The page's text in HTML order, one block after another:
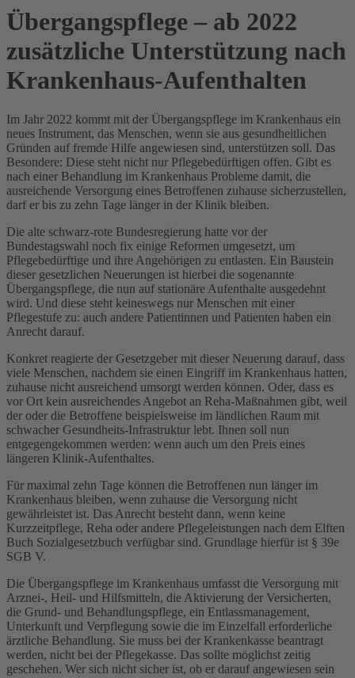
Übergangspflege – ab 2022
zusätzliche Unterstützung nach
Krankenhaus-Aufenthalten
Im Jahr 2022 kommt mit der Übergangspflege im Krankenhaus ein
neues Instrument, das Menschen, wenn sie aus gesundheitlichen
Gründen auf fremde Hilfe angewiesen sind, unterstützen soll. Das
Besondere: Diese steht nicht nur Pflegebedürftigen offen. Gibt es
nach einer Behandlung im Krankenhaus Probleme damit, die
ausreichende Versorgung eines Betroffenen zuhause sicherzustellen,
darf er bis zu zehn Tage länger in der Klinik bleiben.
Die alte schwarz-rote Bundesregierung hatte vor der
Bundestagswahl noch fix einige Reformen umgesetzt, um
Pflegebedürftige und ihre Angehörigen zu entlasten. Ein Baustein
dieser gesetzlichen Neuerungen ist hierbei die sogenannte
Übergangspflege, die nun auf stationäre Aufenthalte ausgedehnt
wird. Und diese steht keineswegs nur Menschen mit einer
Pflegestufe zu: auch andere Patientinnen und Patienten haben ein
Anrecht darauf.
Konkret reagierte der Gesetzgeber mit dieser Neuerung darauf, dass
viele Menschen, nachdem sie einen Eingriff im Krankenhaus hatten,
zuhause nicht ausreichend umsorgt werden können. Oder, dass es
vor Ort kein ausreichendes Angebot an Reha-Maßnahmen gibt, weil
der oder die Betroffene beispielsweise im ländlichen Raum mit
schwacher Gesundheits-Infrastruktur lebt. Ihnen soll nun
entgegengekommen werden: wenn auch um den Preis eines
längeren Klinik-Aufenthaltes.
Für maximal zehn Tage können die Betroffenen nun länger im
Krankenhaus bleiben, wenn zuhause die Versorgung nicht
gewährleistet ist. Das Anrecht besteht dann, wenn keine
Kurzzeitpflege, Reha oder andere Pflegeleistungen nach dem Elften
Buch Sozialgesetzbuch verfügbar sind. Grundlage hierfür ist § 39e
SGB V.
Die Übergangspflege im Krankenhaus umfasst die Versorgung mit
Arznei-, Heil- und Hilfsmitteln, die Aktivierung der Versicherten,
die Grund- und Behandlungspflege, ein Entlassmanagement,
Unterkunft und Verpflegung sowie die im Einzelfall erforderliche
ärztliche Behandlung. Sie muss bei der Krankenkasse beantragt
werden, nicht bei der Pflegekasse. Das sollte möglichst zeitig
geschehen. Wer sich nicht sicher ist, ob er darauf angewiesen sein